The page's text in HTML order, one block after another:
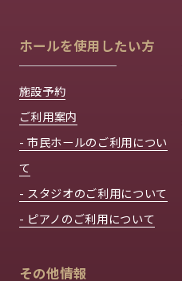
ホールを使用したい方
施設予約
ご利用案内
- 市民ホールのご利用につい
て
- スタジオのご利用について
- ピアノのご利用について
その他情報